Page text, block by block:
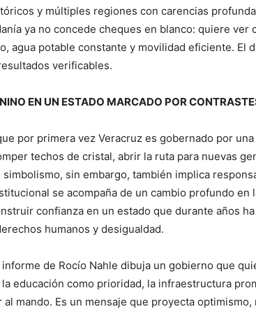
y múltiples regiones con carencias
ya no concede cheques en blanco: quiere ver
agua potable constante y movilidad eficiente. El
verificables.
EN UN ESTADO MARCADO POR
por primera vez Veracruz es gobernado por
techos de cristal, abrir la ruta para nuevas
simbolismo, sin embargo, también implica
se acompaña de un cambio profundo en
confianza en un estado que durante años
humanos y desigualdad.
de Rocío Nahle dibuja un gobierno que
educación como prioridad, la infraestructura
mando. Es un mensaje que proyecta